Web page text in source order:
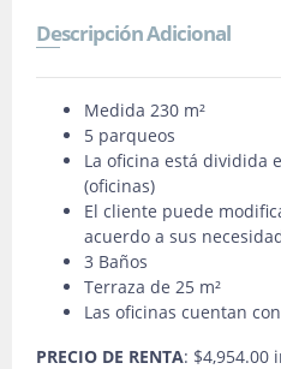
Descripción Adicional
Medida 230 m²
5 parqueos
La oficina está dividida
(oficinas)
El cliente puede
acuerdo a sus
3 Baños
Terraza de 25 m²
Las oficinas cuentan
PRECIO DE RENTA: $4,954.00